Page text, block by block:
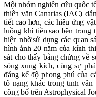
Một nhóm nghiên cứu quốc
thiên văn Canarias (IAC)
tiết cao hơn, các hiệu ứng
luồng khí tiền sao bên trong
hiện nhờ sử dụng các quan
hình ảnh 20 năm của kính
sát cho thấy bằng chứng về
sóng xung kích, cùng sự
đáng kể độ phong phú của
tố nặng khác trong tinh
công bố trên Astrophysical